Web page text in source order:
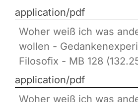
application/pdf
Woher weiß ich was
wollen -
Filosofix - MB 128
application/pdf
Woher weiß ich was